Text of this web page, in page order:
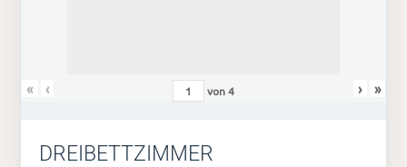
« ‹ von4 › »
DREIBETTZIMMER